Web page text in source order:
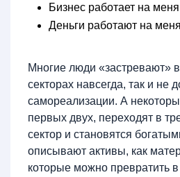
Бизнес работает на
Деньги работают на
Многие люди «застревают»
секторах навсегда, так и не
самореализации. А
первых двух, переходят в
сектор и становятся
описывают активы, как
которые можно превратить